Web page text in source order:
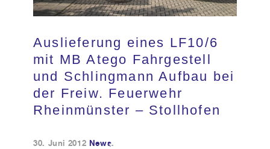
Kundendienst
Kontakt
Auslieferung eines LF10/6
mit MB Atego Fahrgestell
und Schlingmann Aufbau bei
der Freiw. Feuerwehr
Rheinmünster – Stollhofen
30. Juni 2012 News.